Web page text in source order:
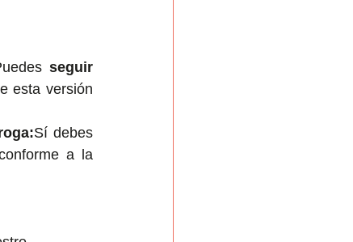
seguir
esta versión
a la